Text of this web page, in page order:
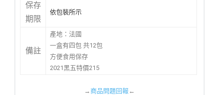
保存
期限
依包裝所示
備註
產地：法國
一盒有四包 共12包
方便食用保存
2021黑五特價215
→ 商品問題回報 ←